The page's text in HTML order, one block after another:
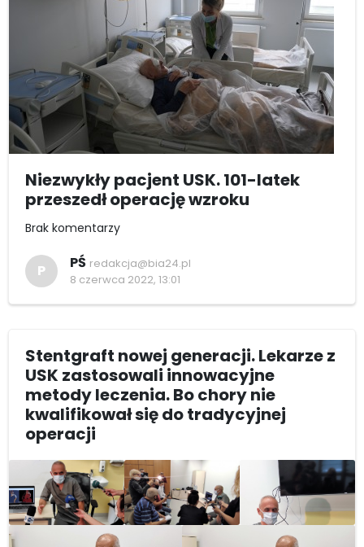
Niezwykły pacjent USK. 101-latek
przeszedł operację wzroku
Brak komentarzy
P PŚ redakcja@bia24.pl
8 czerwca 2022, 13:01
Stentgraft nowej generacji. Lekarze z
USK zastosowali innowacyjne
metody leczenia. Bo chory nie
kwalifikował się do tradycyjnej
operacji